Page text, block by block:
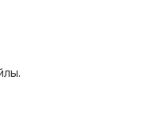
с неперегруженным